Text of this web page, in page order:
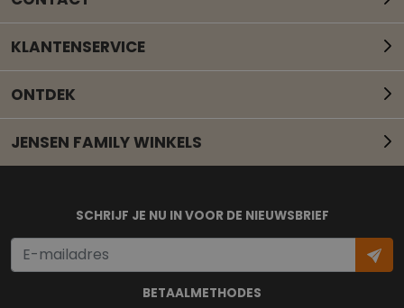
Mail onze klantenservice
KLANTENSERVICE
ONTDEK
JENSEN FAMILY WINKELS
BETAALMETHODES
SCHRIJF JE NU IN VOOR DE NIEUWSBRIEF